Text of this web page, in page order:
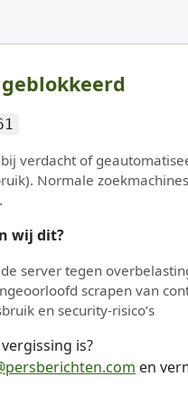
geblokkeerd
verdacht of
Normale
wij dit?
server tegen
scrapen van
en security-risico’s
is?
en